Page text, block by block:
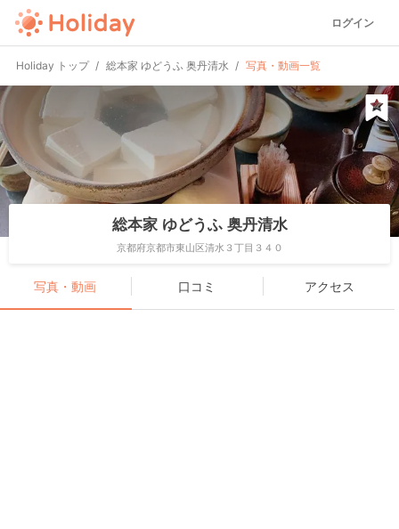
ログイン
Holiday トップ 総本家 ゆどうふ 奥丹清水 写真・動画一覧
総本家 ゆどうふ 奥丹清水
京都府京都市東山区清水３丁目３４０
写真・動画 口コミ アクセス